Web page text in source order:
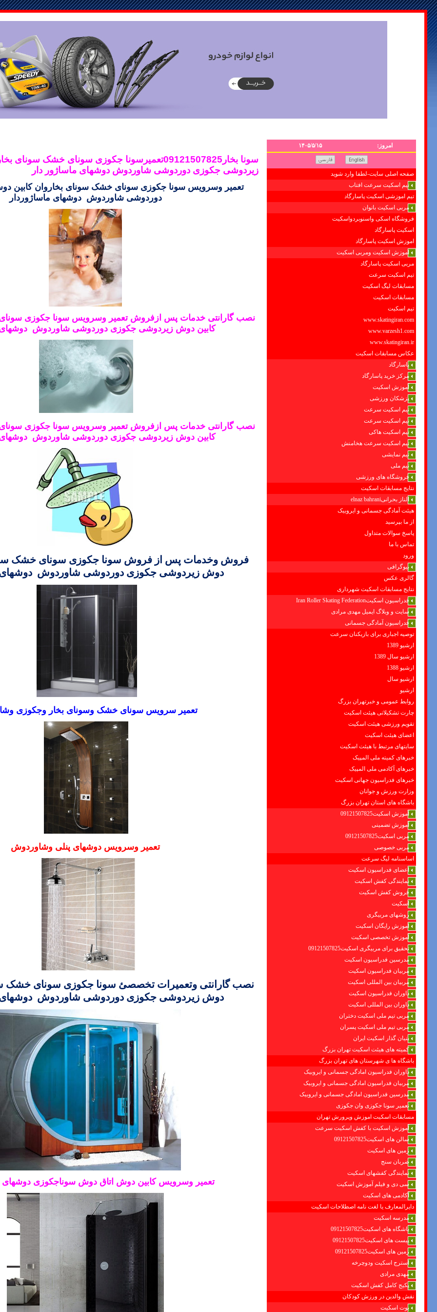
امروز: ۱۴۰۵/۵/۱۵
صفحه اصلی سایت-لطفا وارد شوید
تیم اسکیت سرعت افتاب
تیم اموزشی اسکیت پاسارگاد
مربی اسکیت بانوان
فروشگاه اسکی واسنوبردواسکیت
اسکیت پاسارگاد
اموزش اسکیت پاسارگاد
اموزش اسکیت ومربی اسکیت
مربی اسکیت پاسارگاد
تیم اسکیت سرعت
مسابقات لیگ اسکیت
مسابقات اسکیت
تیم اسکیت
www.skatingiran.com
www.varzesh1.com
www.skatingiran.ir
عکاس مسابقات اسکیت
پاسارگاد
مرکز خرید پاسارگاد
آموزش اسکیت
پزشکان ورزشی
تیم اسکیت سرعت
تیم اسکیت سرعت
تیم اسکیت هاکی
تیم اسکیت سرعت هخامنش
تیم نمایشی
تیم ملی
فروشگاه های ورزشی
نتایج مسابقات اسکیت
الناز بحرانیelnaz bahrani
هیئت آمادگی جسمانی و ایروبیک
از ما بپرسید
پاسخ سوالات متداول
تماس با ما
ورود
بیوگرافی
گالری عکس
نتایج مسابقات اسکیت شهرداری
فدراسیون اسکیتIran Roller Skating Federation
سایت و وبلاگ ایمیل مهدی مرادی
فدراسیون آمادگی جسمانی
توصیه اجباری برای بازیکنان سرعت
ارشیو 1389
ارشیو سال 1389
ارشیو 1388
ارشیو سال
ارشیو
روابط عمومی و خبرتهران بزرگ
چارت تشکیلاتی هیئت اسکیت
تقویم ورزشی هیئت اسکیت
اعضای هیئت اسکیت
سایتهای مرتبط با هیئت اسکیت
خبرهای کمیته ملی المپیک
خبرهای آکادمی ملی المپیک
خبرهای فدراسیون جهانی اسکیت
وزارت ورزش و جوانان
باشگاه های استان تهران بزرگ
آموزش اسکیت09121507825
آموزش تضمینی
مربی اسکیت09121507825
مربی خصوصی
اساسنامه لیگ سرعت
اعضای فدراسیون اسکیت
نمایندگی کفش اسکیت
فروش کفش اسکیت
اسکیت
روشهای مربیگری
اموزش رایگان اسکیت
آموزش تخصصی اسکیت
تحقیق برای مربیگری اسکیت09121507825
مدرسین فدراسیون اسکیت
مربیان فدراسیون اسکیت
مربیان بین المللی اسکیت
داوران فدراسیون اسکیت
داوران بین المللی اسکیت
مربی تیم ملی اسکیت دختران
مربی تیم ملی اسکیت پسران
بنیان گذار اسکیت ایران
کمیته های هیئت اسکیت تهران بزرگ
باشگاه ها ی شهرستان های تهران بزرگ
داوران فدراسیون امادگی جسمانی و ایروبیک
مربیان فدراسیون امادگی جسمانی و ایروبیک
مدرسین فدراسیون امادگی جسمانی و ایروبیک
تعمیر سونا جکوزی وان جکوزی
مسابقات اسکیت اموزش وپرورش تهران
آموزش اسکیت با کفش اسکیت سرعت
سالن های اسکیت09121507825
زمین های اسکیت
ضربان سنج
نمایندگی کفشهای اسکیت
سی دی و فیلم آموزش اسکیت
آکادمی های اسکیت
دایرالمعارف یا لغت نامه اصطلاحات اسکیت
مدرسه اسکیت
باشگاه های اسکیت09121507825
پیست های اسکیت09121507825
زمین های اسکیت09121507825
استرج اسکیت ودوچرخه
مهدی مرادی
پکیج کامل کفش اسکیت
نقش والدین در ورزش کودکان
بوت اسکیت
سونا بخار09121507825تعمیرسونا جکوزی سونای خشک
زیردوشی جکوزی دوردوشی شاوردوش دوشهای ماساژور دا ر
تعمیر وسرویس سونا جکوزی سونای خشک سونای بخاروان کابین
دوردوشی شاوردوش دوشهای ماساژوردار
نصب گارانتی خدمات پس ازفروش تعمیر وسرویس سونا جکوزی
کابین دوش زیردوشی جکوزی دوردوشی شاوردوش
نصب گارانتی خدمات پس ازفروش تعمیر وسرویس سونا جکوزی
کابین دوش زیردوشی جکوزی دوردوشی شاوردوش
فروش وخدمات پس از فروش سونا جکوزی سونای خشک
دوش زیردوشی جکوزی دوردوشی شاوردوش
تعمیر سرویس سونای خشک وسونای بخار وجکوزی
تعمیر وسرویس دوشهای پنلی وشاوردوش
نصب گارانتی وتعمیرات تخصصئ سونا جکوزی سونای خشک
دوش زیردوشی جکوزی دوردوشی شاوردوش
تعمیر وسرویس کابین دوش اتاق دوش سوناجکوزی دوشهای